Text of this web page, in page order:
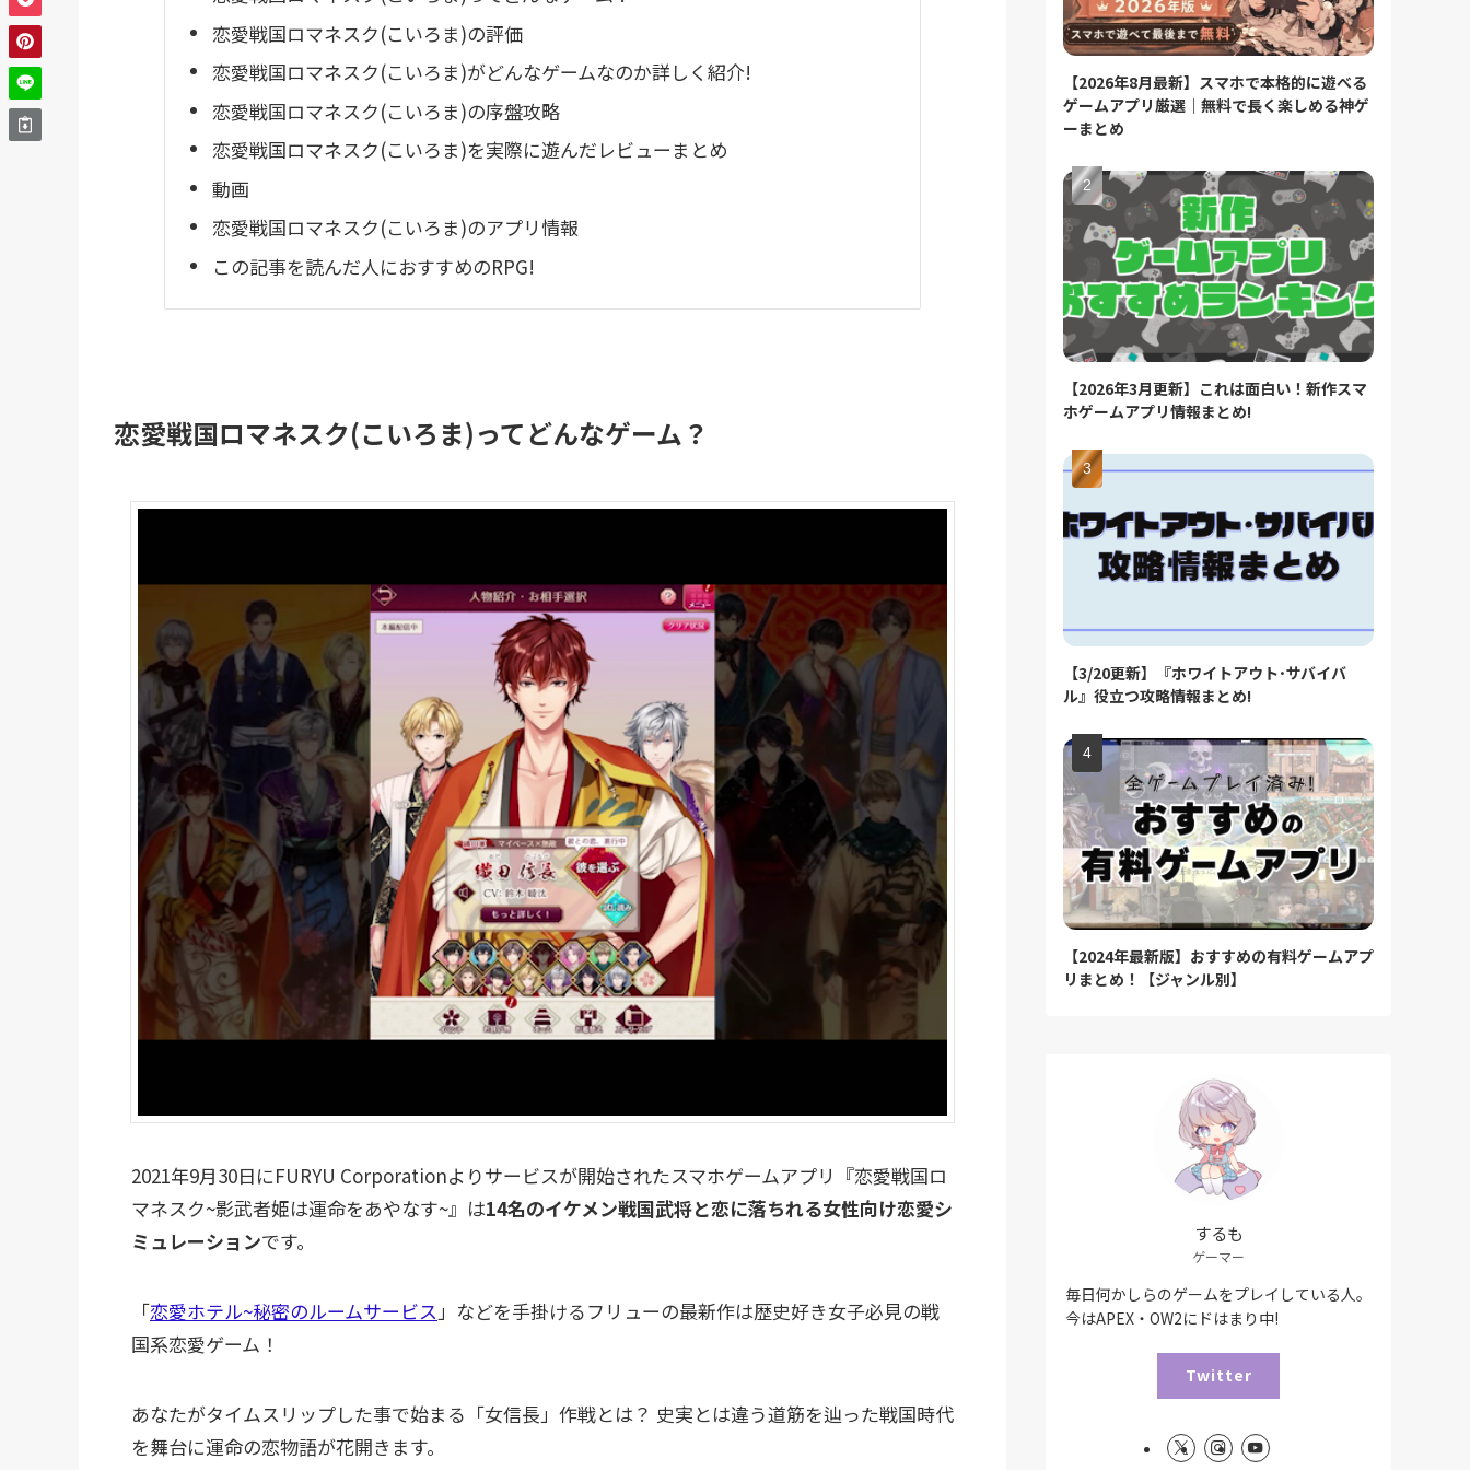
恋愛戦国ロマネスク(こいろま)の評価
恋愛戦国ロマネスク(こいろま)がどんなゲームなのか詳しく紹介!
恋愛戦国ロマネスク(こいろま)の序盤攻略
恋愛戦国ロマネスク(こいろま)を実際に遊んだレビューまとめ
動画
恋愛戦国ロマネスク(こいろま)のアプリ情報
この記事を読んだ人におすすめのRPG!
恋愛戦国ロマネスク(こいろま)ってどんなゲーム？
2021年9月30日にFURYU Corporationよりサービスが開始されたスマホゲームアプリ『恋愛戦国ロ
マネスク~影武者姫は運命をあやなす~』は14名のイケメン戦国武将と恋に落ちれる女性向け恋愛シ
ミュレーションです。
「恋愛ホテル~秘密のルームサービス」などを手掛けるフリューの最新作は歴史好き女子必見の戦
国系恋愛ゲーム！
あなたがタイムスリップした事で始まる「女信長」作戦とは？ 史実とは違う道筋を辿った戦国時代
を舞台に運命の恋物語が花開きます。
【2026年8月最新】スマホで本格的に遊べる
ゲームアプリ厳選｜無料で長く楽しめる神ゲ
ーまとめ
【2026年3月更新】これは面白い！新作スマ
ホゲームアプリ情報まとめ!
【3/20更新】『ホワイトアウト･サバイバ
ル』役立つ攻略情報まとめ!
【2024年最新版】おすすめの有料ゲームアプ
リまとめ！【ジャンル別】
するも
ゲーマー
毎日何かしらのゲームをプレイしている人。
今はAPEX・OW2にドはまり中!
Twitter